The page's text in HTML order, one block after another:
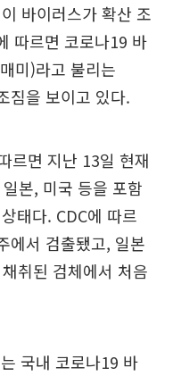
바이러스가 확산 조
따르면 코로나19 바
미)라고 불리는
짐을 보이고 있다.
르면 지난 13일 현재
본, 미국 등을 포함
태다. CDC에 따르
에서 검출됐고, 일본
취된 검체에서 처음
국내 코로나19 바